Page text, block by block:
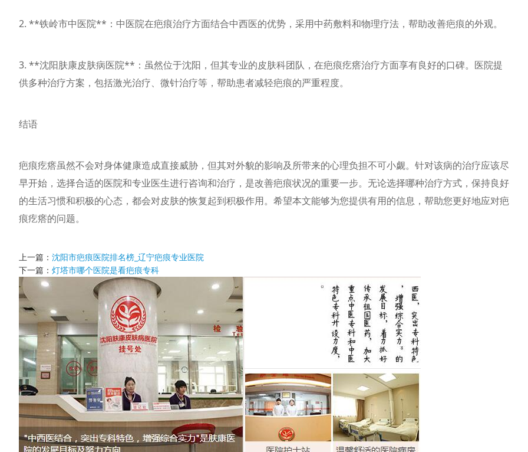
2. **铁岭市中医院**：中医院在疤痕治疗方面结合中西医的优势，采用中药敷料和物理疗法，帮助改善疤痕的外观。
3. **沈阳肤康皮肤病医院**：虽然位于沈阳，但其专业的皮肤科团队，在疤痕疙瘩治疗方面享有良好的口碑。医院提
供多种治疗方案，包括激光治疗、微针治疗等，帮助患者减轻疤痕的严重程度。
结语
疤痕疙瘩虽然不会对身体健康造成直接威胁，但其对外貌的影响及所带来的心理负担不可小觑。针对该病的治疗应该尽
早开始，选择合适的医院和专业医生进行咨询和治疗，是改善疤痕状况的重要一步。无论选择哪种治疗方式，保持良好
的生活习惯和积极的心态，都会对皮肤的恢复起到积极作用。希望本文能够为您提供有用的信息，帮助您更好地应对疤
痕疙瘩的问题。
上一篇： 沈阳市疤痕医院排名榜_辽宁疤痕专业医院
下一篇： 灯塔市哪个医院是看疤痕专科